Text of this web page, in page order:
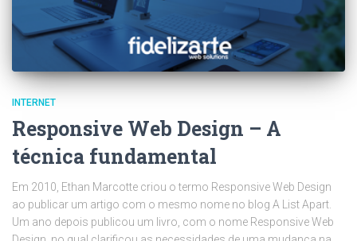
INTERNET
Responsive Web Design – A
técnica fundamental
Em 2010, Ethan Marcotte criou o termo Responsive Web Design
ao publicar um artigo com o mesmo nome no blog A List Apart.
Um ano depois publicou um livro, com o nome Responsive Web